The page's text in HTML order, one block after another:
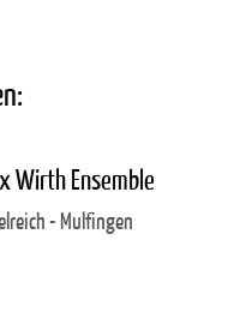
Wirth Ensemble
- Mulfingen